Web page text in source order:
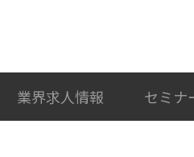
業界求人情報 セミナ